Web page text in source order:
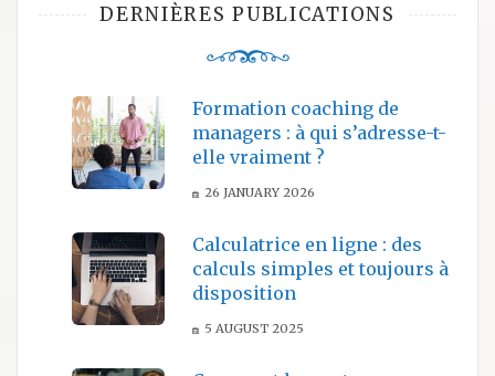
DERNIÈRES PUBLICATIONS
Formation coaching de
managers : à qui s’adresse-t-
elle vraiment ?
26 JANUARY 2026
Calculatrice en ligne : des
calculs simples et toujours à
disposition
5 AUGUST 2025